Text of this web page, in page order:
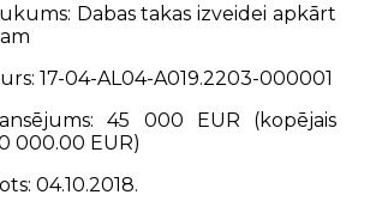
Dabas takas izveidei apkārt
17-04-AL04-A019.2203-000001
45 000 EUR (kopējais
000.00 EUR)
04.10.2018.